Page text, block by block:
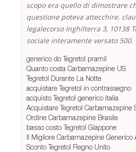
scopo era quello di dimostrare
questione poteva attecchire.
legalecorso Inghilterra 3, 10138
sociale interamente versato 500.
generico do Tegretol pramil
Quanto costa Carbamazepine US
Tegretol Durante La Notte
acquistare Tegretol in contrassegno
acquisto Tegretol generico italia
Acquistare Tegretol Carbamazepine
Ordine Carbamazepine Brasile
basso costo Tegretol Giappone
Il Migliore Carbamazepine Generico
Sconto Tegretol Regno Unito